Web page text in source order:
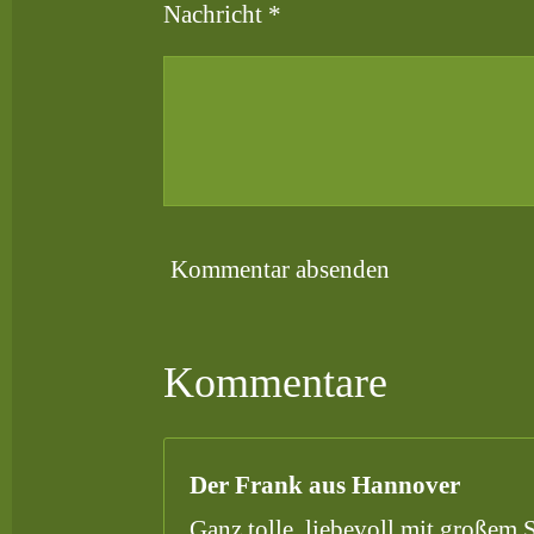
Nachricht *
Kommentar absenden
Kommentare
Der Frank aus Hannover